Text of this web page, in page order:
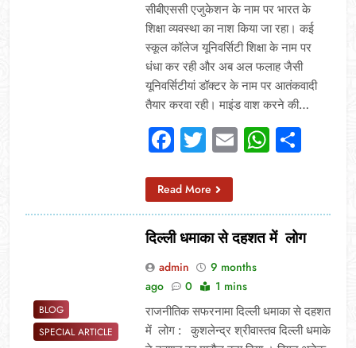
सीबीएससी एजुकेशन के नाम पर भारत के
शिक्षा व्यवस्था का नाश किया जा रहा। कई
स्कूल कॉलेज यूनिवर्सिटी शिक्षा के नाम पर
धंधा कर रही और अब अल फलाह जैसी
यूनिवर्सिटीयां डॉक्टर के नाम पर आतंकवादी
तैयार करवा रही। माइंड वाश करने की…
Facebook
Twitter
Email
Read More
BLOG
SPECIAL ARTICLE
दिल्ली धमाका से दहशत में लोग
admin
9 months
ago
0 1 mins
राजनीतिक सफरनामा दिल्ली धमाका से दहशत
में लोग : कुशलेन्द्र श्रीवास्तव दिल्ली धमाके